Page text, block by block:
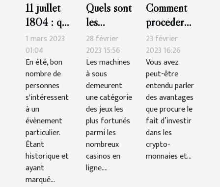
11 juillet
1804 : que
retenir du
duel au
pistolet
mémorable
à New
York ?
1 mars 2023
01:04
En été, bon
nombre de
personnes
s'intéressent
à un
évènement
particulier.
Étant
historique et
ayant
marqué...
Quels sont
les
meilleures
machines à
sous-
catégorie
aventure ?
28 février
2023 15:56
Les machines
à sous
demeurent
une catégorie
des jeux les
plus fortunés
parmi les
nombreux
casinos en
ligne....
Comment
procéder
pour
acheter
des
crypto-
monnaies
en tant que
débutant ?
23 février
2023 16:26
Vous avez
peut-être
entendu parler
des avantages
que procure le
fait d’investir
dans les
crypto-
monnaies et...